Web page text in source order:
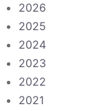
2026
2025
2024
2023
2022
2021